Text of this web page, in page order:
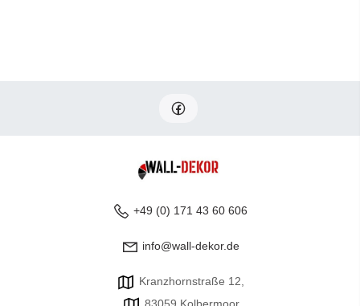
+49 (0) 171 43 60 606
info@wall-dekor.de
Kranzhornstraße 12,